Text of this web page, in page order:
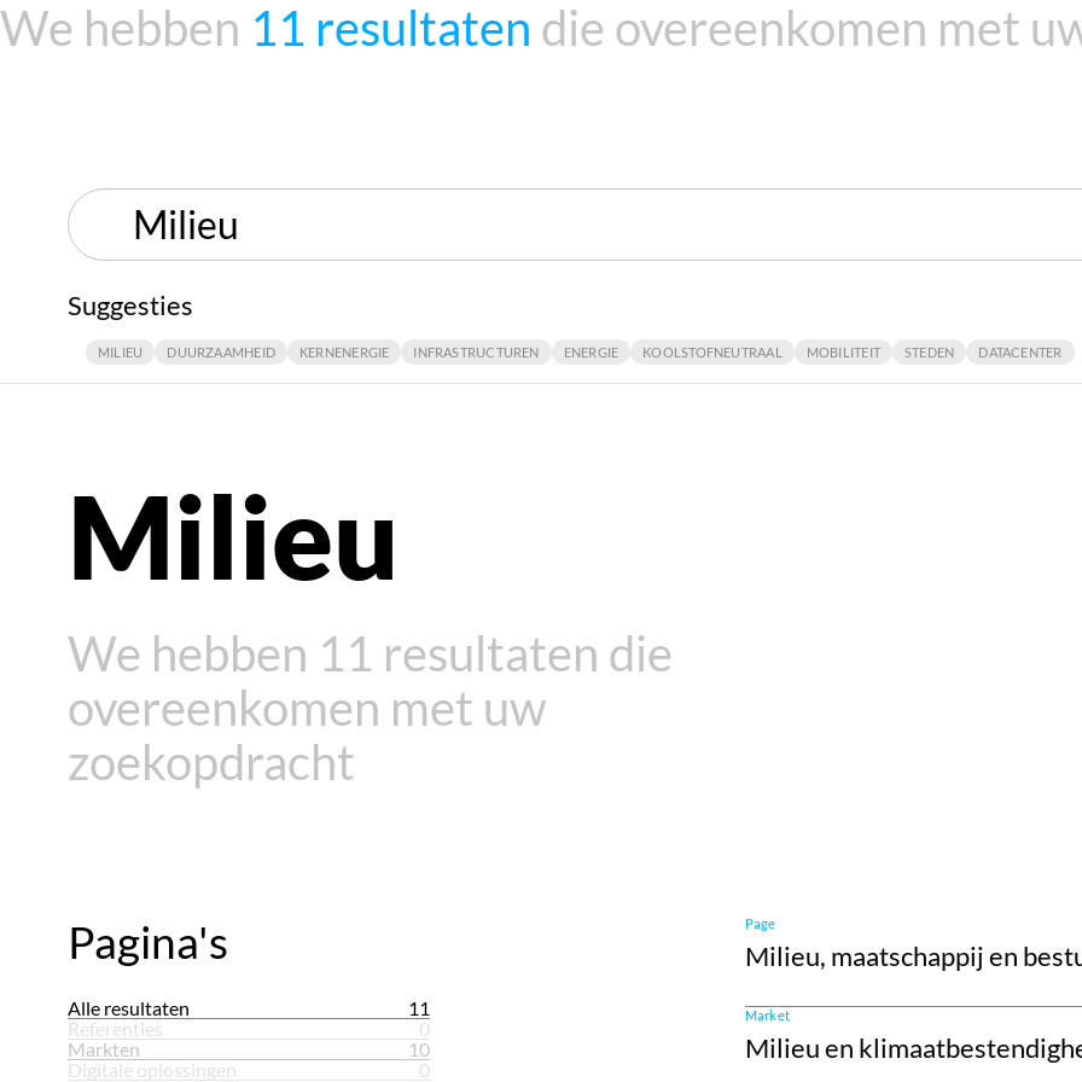
Suggesties
MILIEU DUURZAAMHEID KERNENERGIE INFRASTRUCTUREN ENERGIE KOOLSTOFNEUTRAAL MOBILITEIT STEDEN DATACENTER
Milieu
We hebben 11 resultaten die
overeenkomen met uw
zoekopdracht
We hebben 11 resultaten die overeenkomen met
Pagina's
Alle resultaten
11
Referenties
0
Markten
10
Digitale oplossingen
0
Page
Milieu, maatschappij en
Market
Milieu en